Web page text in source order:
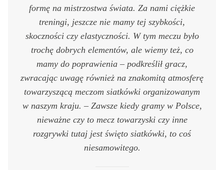
formę na mistrzostwa świata. Za nami ciężkie
treningi, jeszcze nie mamy tej szybkości,
skoczności czy elastyczności. W tym meczu było
trochę dobrych elementów, ale wiemy też, co
mamy do poprawienia – podkreślił gracz,
zwracając uwagę również na znakomitą atmosferę
towarzyszącą meczom siatkówki organizowanym
w naszym kraju. – Zawsze kiedy gramy w Polsce,
nieważne czy to mecz towarzyski czy inne
rozgrywki tutaj jest święto siatkówki, to coś
niesamowitego.